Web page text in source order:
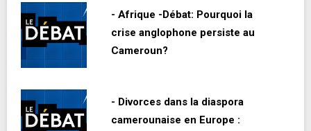
- Afrique -Débat: Pourquoi la
crise anglophone persiste au
Cameroun?
- Divorces dans la diaspora
camerounaise en Europe :